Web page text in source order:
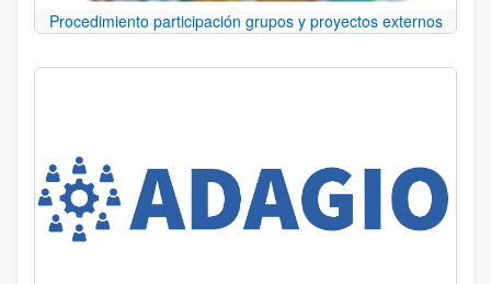
Procedimiento participación grupos y proyectos externos